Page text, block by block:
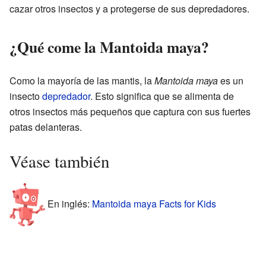
cazar otros insectos y a protegerse de sus depredadores.
¿Qué come la Mantoida maya?
Como la mayoría de las mantis, laMantoida mayaes un
insectodepredador. Esto significa que se alimenta de
otros insectos más pequeños que captura con sus fuertes
patas delanteras.
Véase también
En inglés: Mantoida maya Facts for Kids